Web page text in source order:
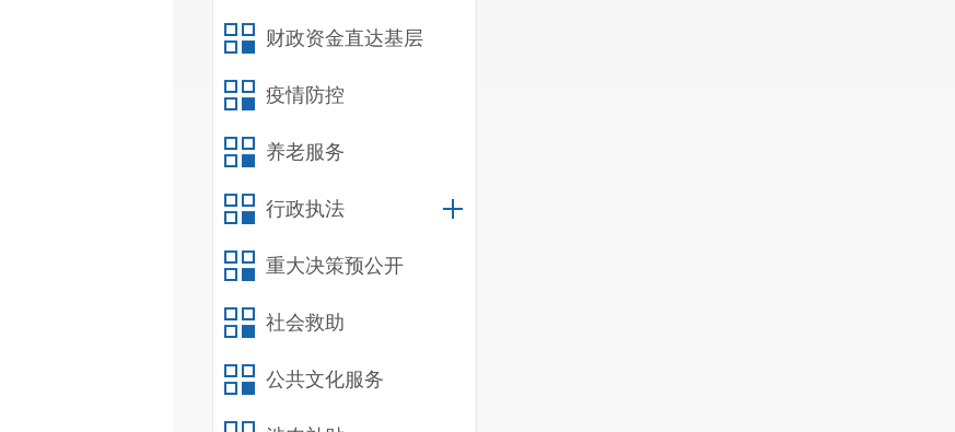
财政资金直达基层
疫情防控
养老服务
行政执法
重大决策预公开
社会救助
公共文化服务